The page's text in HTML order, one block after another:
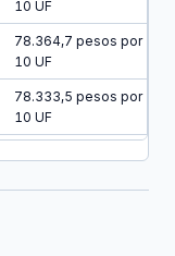
10 UF
78.364,7 pesos por
10 UF
78.333,5 pesos por
10 UF